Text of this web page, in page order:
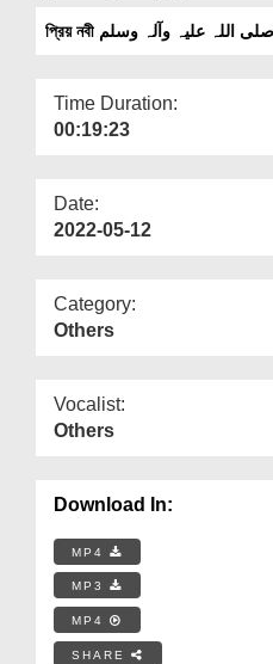
Time Duration:
00:19:23
Date:
2022-05-12
Category:
Others
Vocalist:
Others
Download In:
MP4
MP3
MP4
SHARE